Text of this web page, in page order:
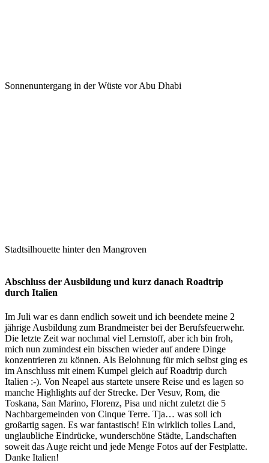
Sonnenuntergang in der Wüste vor Abu Dhabi
Stadtsilhouette hinter den Mangroven
Abschluss der Ausbildung und kurz danach Roadtrip
durch Italien
Im Juli war es dann endlich soweit und ich beendete meine 2
jährige Ausbildung zum Brandmeister bei der Berufsfeuerwehr.
Die letzte Zeit war nochmal viel Lernstoff, aber ich bin froh,
mich nun zumindest ein bisschen wieder auf andere Dinge
konzentrieren zu können. Als Belohnung für mich selbst ging es
im Anschluss mit einem Kumpel gleich auf Roadtrip durch
Italien :-). Von Neapel aus startete unsere Reise und es lagen so
manche Highlights auf der Strecke. Der Vesuv, Rom, die
Toskana, San Marino, Florenz, Pisa und nicht zuletzt die 5
Nachbargemeinden von Cinque Terre. Tja… was soll ich
großartig sagen. Es war fantastisch! Ein wirklich tolles Land,
unglaubliche Eindrücke, wunderschöne Städte, Landschaften
soweit das Auge reicht und jede Menge Fotos auf der Festplatte.
Danke Italien!